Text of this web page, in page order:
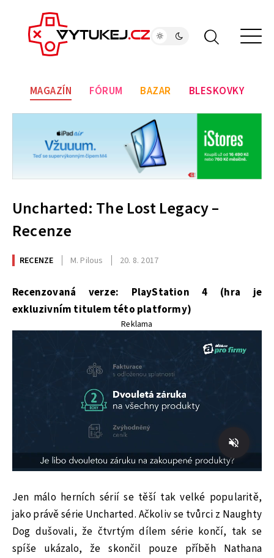
MAGAZÍN FÓRUM BAZAR BLESKOVKY
Uncharted: The Lost Legacy –
Recenze
RECENZE M. Pilous 20. 8. 2017
Recenzovaná verze: PlayStation 4 (hra je
exkluzivním titulem této platformy)
Reklama
Jen málo herních sérií se těší tak velké popularitě,
jako právě série Uncharted. Ačkoliv se tvůrci z Naughty
Dog dušovali, že čtvrtým dílem série končí, tak se
spíše ukázalo, že skončil pouze příběh Nathana